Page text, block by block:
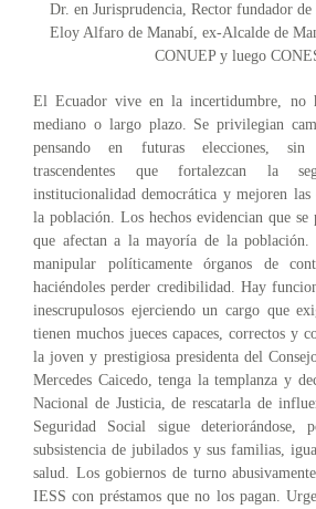
Dr. en Jurisprudencia, Rector fundador
Eloy Alfaro de Manabí, ex-Alcalde de
CONUEP y luego
El Ecuador vive en la incertidumbre, no
mediano o largo plazo. Se privilegian
pensando en futuras elecciones, sin
trascendentes que fortalezcan la
institucionalidad democrática y mejoren
la población. Los hechos evidencian que se
que afectan a la mayoría de la
manipular políticamente órganos de
haciéndoles perder credibilidad. Hay
inescrupulosos ejerciendo un cargo que
tienen muchos jueces capaces, correctos y
la joven y prestigiosa presidenta del
Mercedes Caicedo, tenga la templanza y
Nacional de Justicia, de rescatarla de
Seguridad Social sigue deteriorándose,
subsistencia de jubilados y sus familias,
salud. Los gobiernos de turno
IESS con préstamos que no los pagan.